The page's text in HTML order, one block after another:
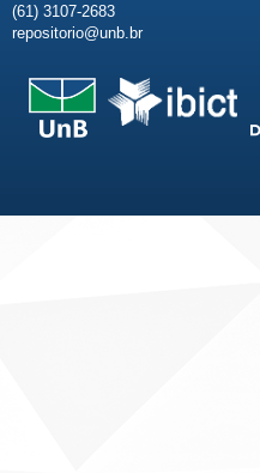
(61) 3107-2683
repositorio@unb.br